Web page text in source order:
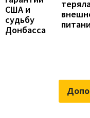
США и
судьбу
Донбасса